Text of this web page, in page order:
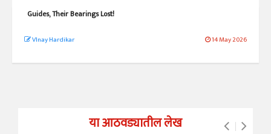
Guides, Their Bearings Lost!
VInay Hardikar 14 May 2026
या आठवड्यातील लेख